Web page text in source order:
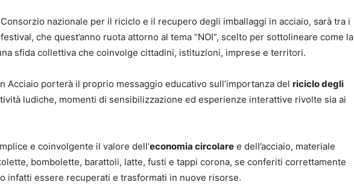
nazionale per il riciclo e il recupero degli imballaggi in acciaio, sarà tra i
che quest’anno ruota attorno al tema “NOI”, scelto per sottolineare come la
sfida collettiva che coinvolge cittadini, istituzioni, imprese e territori.
Acciaio porterà il proprio messaggio educativo sull’importanza del riciclo degli
ludiche, momenti di sensibilizzazione ed esperienze interattive rivolte sia ai
e coinvolgente il valore dell’economia circolare e dell’acciaio, materiale
bombolette, barattoli, latte, fusti e tappi corona, se conferiti correttamente
infatti essere recuperati e trasformati in nuove risorse.